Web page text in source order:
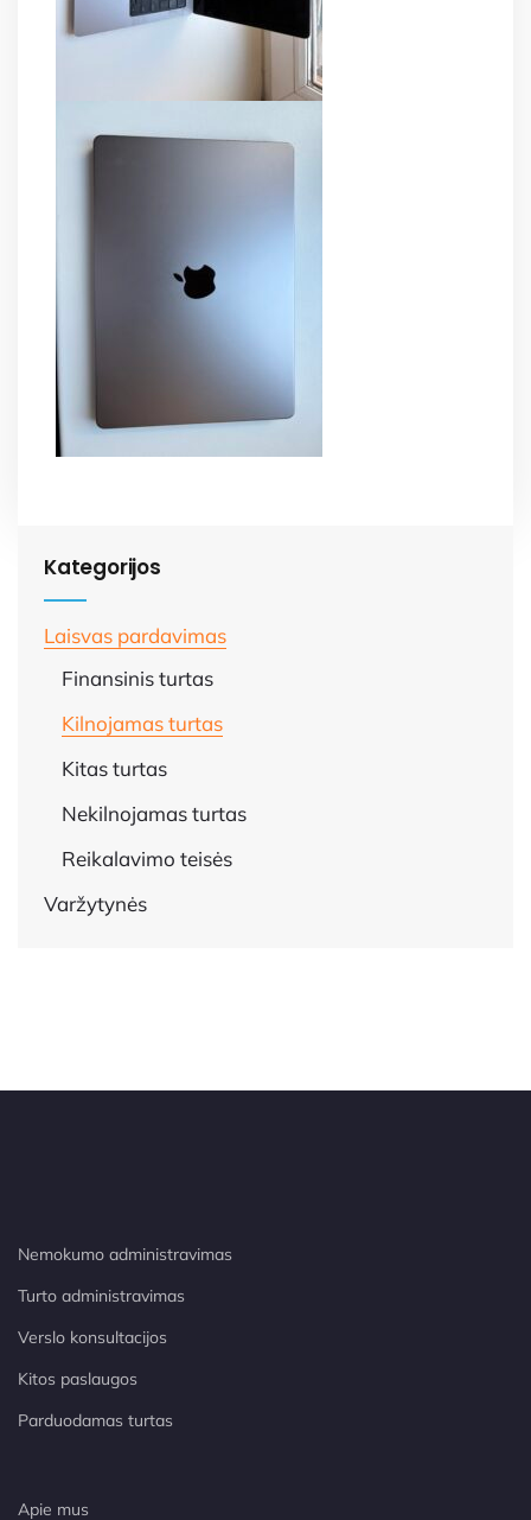
Kategorijos
Laisvas pardavimas
Finansinis turtas
Kilnojamas turtas
Kitas turtas
Nekilnojamas turtas
Reikalavimo teisės
Varžytynės
Nemokumo administravimas
Turto administravimas
Verslo konsultacijos
Kitos paslaugos
Parduodamas turtas
Apie mus